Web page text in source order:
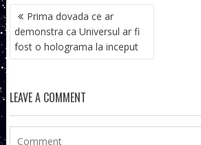
NAVIGARE
ÎN
ARTICOLE
Prima dovada ce ar
demonstra ca Universul ar fi
fost o holograma la inceput
LEAVE A COMMENT